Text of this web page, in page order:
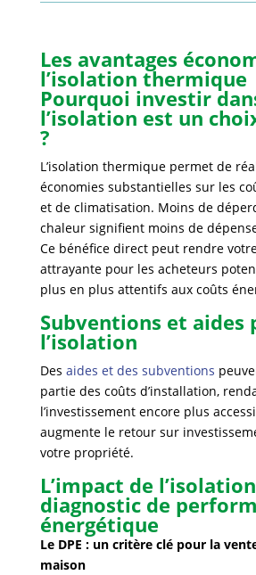
Les avantages
l’isolation thermique
Pourquoi investir
l’isolation est un
?
L’isolation thermique permet de
économies substantielles sur les
et de climatisation. Moins de
chaleur signifient moins de
Ce bénéfice direct peut rendre
attrayante pour les acheteurs
plus en plus attentifs aux coûts
Subventions et aides
l’isolation
Des aides et des subventions
partie des coûts d’installation,
l’investissement encore plus
augmente le retour sur
votre propriété.
L’impact de
diagnostic de
énergétique
Le DPE : un critère clé pour la
maison